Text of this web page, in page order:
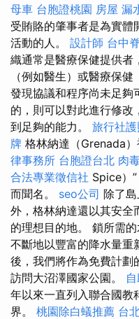
母車 台胞證桃園 房屋 漏
受賄賂的肇事者是為實體
活動的人。 設計師 台中
織通常是醫療保健提供者
（例如醫生）或醫療保
發現協議和程序尚未足夠
的，則可以對此進行修改
到足夠的能力。 旅行社
牌 格林納達（Grenada
律事務所 台胞證台北 肉
合法專業徵信社 Spice）
而聞名。 seo公司 除了
外，格林納達還以其安全
的理想目的地。 鎖所需
不斷地以豐富的降水量重
後，我們將作為免費計劃
訪問大沼澤國家公園。
年以來一直列入聯合國教
界。 桃園除白蟻推薦 台